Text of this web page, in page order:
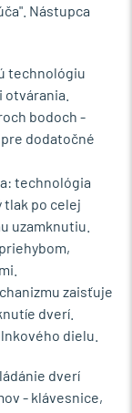
Nástupca
technológiu
bodoch -
dodatočné
technológia
po celej
uzamknutiu.
zaisťuje
dverí.
dielu.
dverí
- klávesnice,